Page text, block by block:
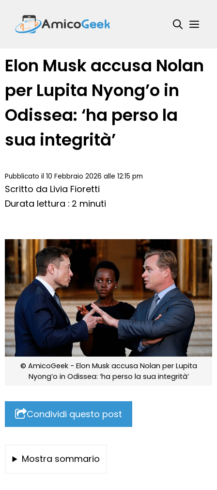
contenuto
Elon Musk accusa Nolan
per Lupita Nyong’o in
Odissea: ‘ha perso la
sua integrità’
Pubblicato il 10 Febbraio 2026 alle 12:15 pm
Scritto da Livia Fioretti
Durata lettura : 2 minuti
© AmicoGeek - Elon Musk accusa Nolan per Lupita
Nyong’o in Odissea: ‘ha perso la sua integrità’
Condividi questo post
Mostra sommario